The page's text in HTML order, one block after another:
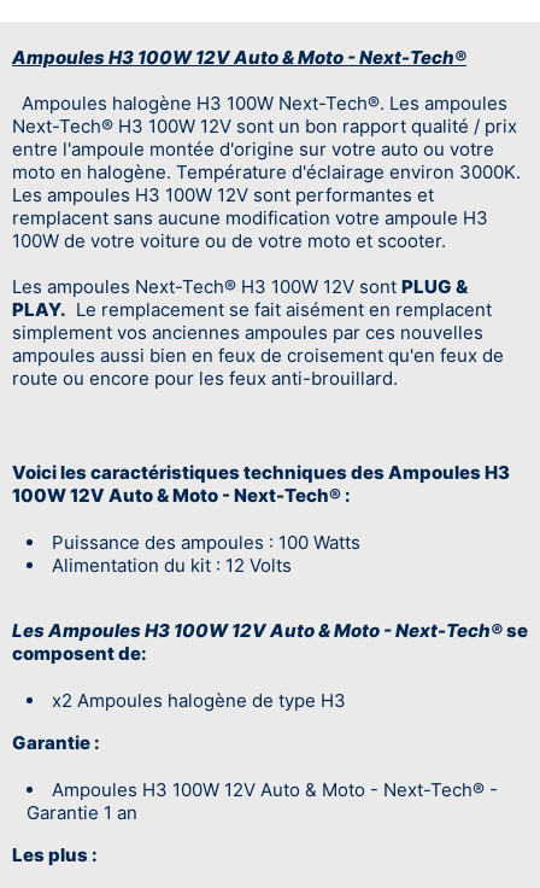
Ampoules H3 100W 12V Auto & Moto - Next-Tech®
Ampoules halogène H3 100W Next-Tech®. Les ampoules
Next-Tech® H3 100W 12V sont un bon rapport qualité / prix
entre l'ampoule montée d'origine sur votre auto ou votre
moto en halogène. Température d'éclairage environ 3000K.
Les ampoules H3 100W 12V sont performantes et
remplacent sans aucune modification votre ampoule H3
100W de votre voiture ou de votre moto et scooter.
Les ampoules Next-Tech® H3 100W 12V sont PLUG &
PLAY. Le remplacement se fait aisément en remplacent
simplement vos anciennes ampoules par ces nouvelles
ampoules aussi bien en feux de croisement qu'en feux de
route ou encore pour les feux anti-brouillard.
Voici les caractéristiques techniques des Ampoules H3
100W 12V Auto & Moto - Next-Tech® :
Puissance des ampoules : 100 Watts
Alimentation du kit : 12 Volts
Les Ampoules H3 100W 12V Auto & Moto - Next-Tech®se
composent de:
x2 Ampoules halogène de type H3
Garantie :
Ampoules H3 100W 12V Auto & Moto - Next-Tech® -
Garantie 1 an
Les plus :